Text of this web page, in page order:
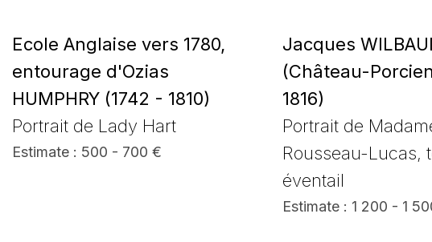
Ecole Anglaise vers 1780,
entourage d'Ozias
HUMPHRY (1742 - 1810)
Portrait de Lady Hart
Estimate : 500 - 700 €
Jacques
(Château-
1816)
Portrait de
Rousseau-Lucas,
éventail
Estimate : 1 200 - 1